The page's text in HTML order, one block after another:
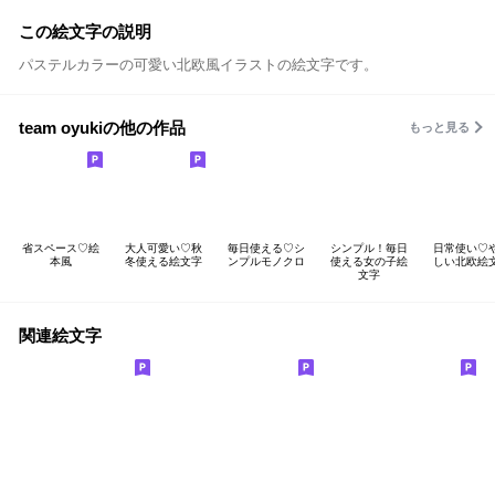
この絵文字の説明
パステルカラーの可愛い北欧風イラストの絵文字です。
team oyukiの他の作品 もっと見る
省スペース♡絵
本風
大人可愛い♡秋
冬使える絵文字
毎日使える♡シ
ンプルモノクロ
シンプル！毎日
使える女の子絵
文字
日常使い♡
しい北欧絵
関連絵文字